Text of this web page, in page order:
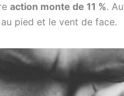
action monte de 11 %.
pied et le vent de face.